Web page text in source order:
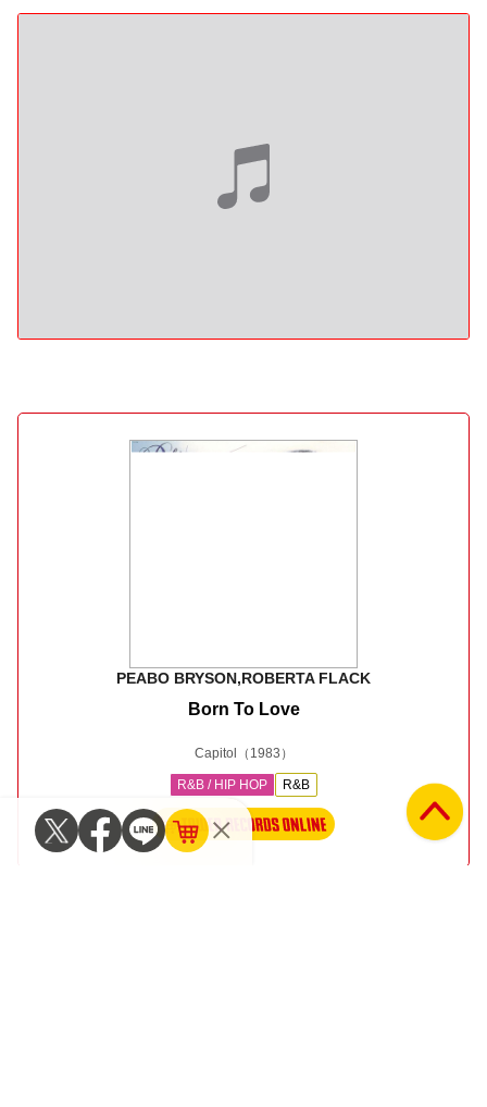
PEABO BRYSON,ROBERTA FLACK
Born To Love
Capitol （1983）
R&B / HIP HOP R&B